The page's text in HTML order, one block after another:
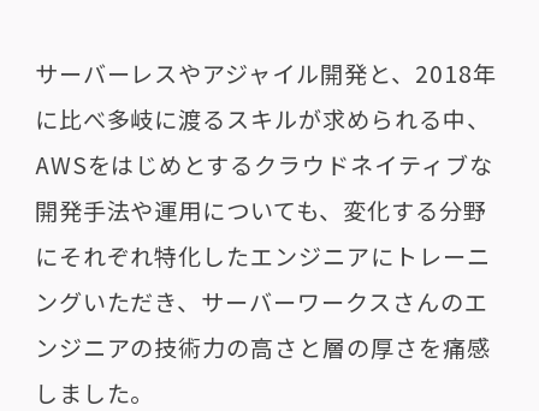
サーバーレスやアジャイル開発と、2018年
に比べ多岐に渡るスキルが求められる中、
AWSをはじめとするクラウドネイティブな
開発手法や運用についても、変化する分野
にそれぞれ特化したエンジニアにトレーニ
ングいただき、サーバーワークスさんのエ
ンジニアの技術力の高さと層の厚さを痛感
しました。